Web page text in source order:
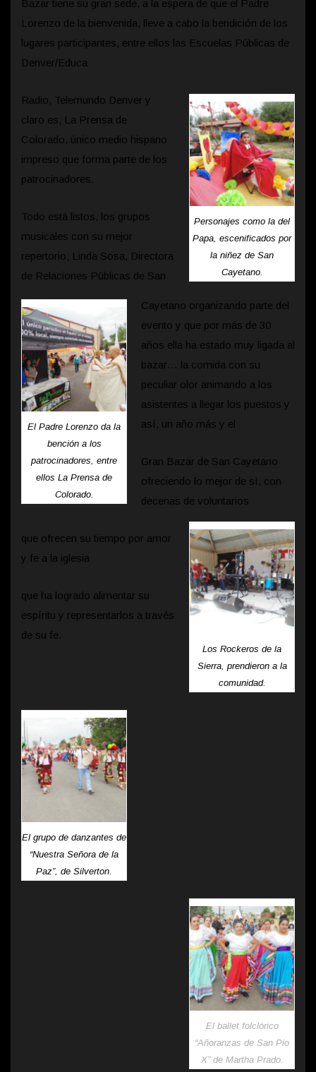
Bazar tiene su gran sede, a la espera de que el Padre
Lorenzo de la bienvenida, lleve a cabo la bendición de los
lugares participantes, entre ellos las Escuelas Públicas de
Denver/Educa
Personajes como la del
Papa, escenificados por
la niñez de San
Cayetano.
Radio, Telemundo Denver y
claro es, La Prensa de
Colorado, único medio hispano
impreso que forma parte de los
patrocinadores.
El Padre Lorenzo da la
bención a los
patrocinadores, entre
ellos La Prensa de
Colorado.
Todo está listos, los grupos
musicales con su mejor
repertorio; Linda Sosa, Directora
de Relaciones Públicas de San
Cayetano organizando parte del
evento y que por más de 30
años ella ha estado muy ligada al
bazar… la comida con su
peculiar olor animando a los
asistentes a llegar los puestos y
así, un año más y el
Los Rockeros de la
Sierra, prendieron a la
comunidad.
Gran Bazar de San Cayetano
ofreciendo lo mejor de sí, con
decenas de voluntarios
El grupo de danzantes de
“Nuestra Señora de la
Paz”, de Silverton.
que ofrecen su tiempo por amor
y fe a la iglesia
El ballet folclórico
“Añoranzas de San Pio
X” de Martha Prado.
que ha logrado alimentar su
espíritu y representarlos a través
de su fe.